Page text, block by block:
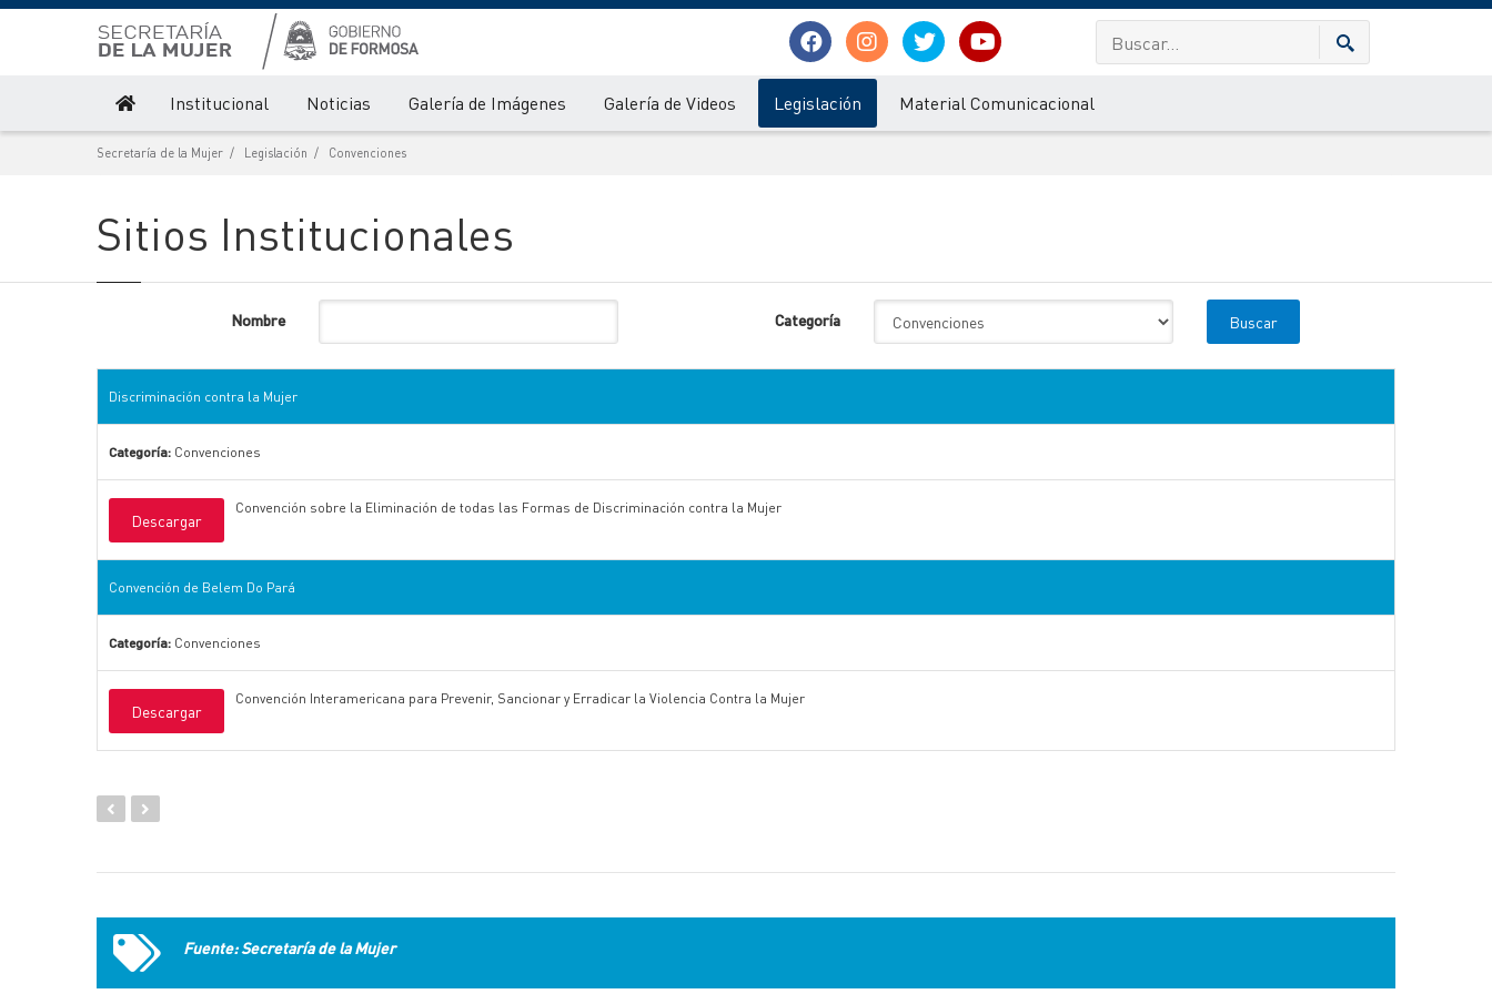
Institucional Noticias Galería de Imágenes Galería de Videos Legislación Material Comunicacional
Secretaría de la Mujer Legislación Convenciones
Sitios Institucionales
Nombre Categoría
Discriminación contra la Mujer
Categoría: Convenciones
Descargar
Convención sobre la Eliminación de todas las Formas de Discriminación contra la Mujer
Convención de Belem Do Pará
Categoría: Convenciones
Descargar
Convención Interamericana para Prevenir, Sancionar y Erradicar la Violencia Contra la Mujer
Fuente: Secretaría de la Mujer